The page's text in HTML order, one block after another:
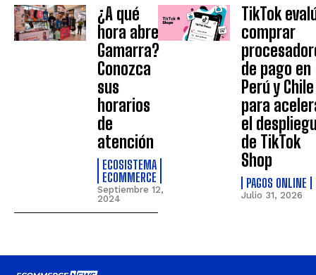
¿A qué
hora abre
Gamarra?
Conozca
sus
horarios
de
atención
ECOSISTEMA
ECOMMERCE
Septiembre 12,
2024
TikTok
comprar
de pago en
Perú y Chile
para
el
de TikTok
Shop
PAGOS ONLINE
Julio 31, 2026